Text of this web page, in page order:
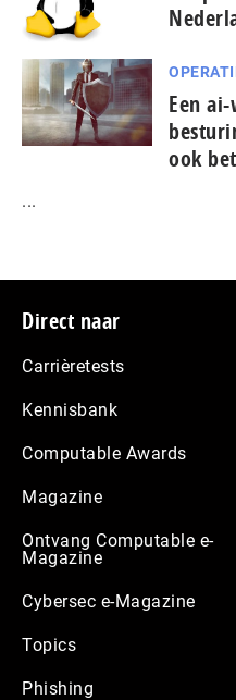
Een
ook
...
Footer
Direct naar
Carrièretests
Kennisbank
Computable Awards
Magazine
Ontvang Computable e-
Magazine
Cybersec e-Magazine
Topics
Phishing